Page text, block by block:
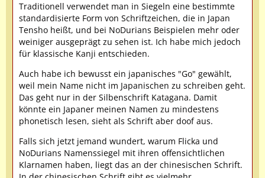
Traditionell verwendet man in Siegeln eine bestimmte
standardisierte Form von Schriftzeichen, die in Japan
Tensho heißt, und bei NoDurians Beispielen mehr oder
weiniger ausgeprägt zu sehen ist. Ich habe mich jedoch
für klassische Kanji entschieden.
Auch habe ich bewusst ein japanisches "Go" gewählt,
weil mein Name nicht im Japanischen zu schreiben geht.
Das geht nur in der Silbenschrift Katagana. Damit
könnte ein Japaner meinen Namen zu mindestens
phonetisch lesen, sieht als Schrift aber doof aus.
Falls sich jetzt jemand wundert, warum Flicka und
NoDurians Namenssiegel mit ihren offensichtlichen
Klarnamen haben, liegt das an der chinesischen Schrift.